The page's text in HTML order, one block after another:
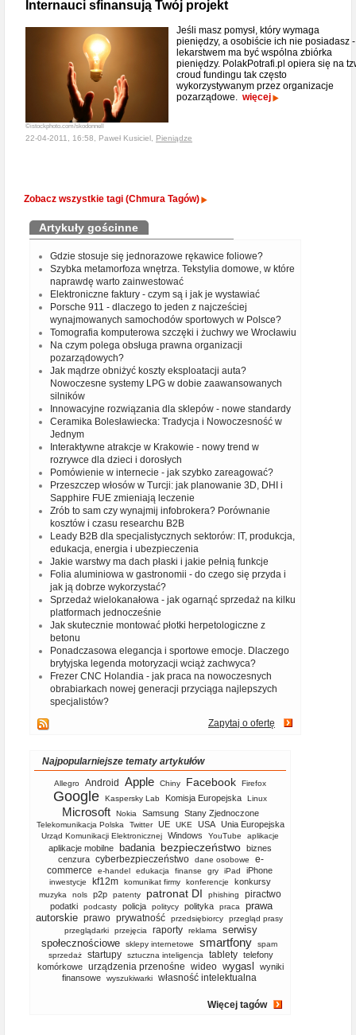
Internauci sfinansują Twój projekt
©istockphoto.com/skodonnell
Jeśli masz pomysł, który wymaga
pieniędzy, a osobiście ich nie posiadasz -
lekarstwem ma być wspólna zbiórka
pieniędzy. PolakPotrafi.pl opiera się na
croud fundingu tak często
wykorzystywanym przez organizacje
pozarządowe. więcej
22-04-2011, 16:58, Paweł Kusiciel, Pieniądze
Zobacz wszystkie tagi (Chmura Tagów)
Artykuły gościnne
Gdzie stosuje się jednorazowe rękawice foliowe?
Szybka metamorfoza wnętrza. Tekstylia domowe, w które
naprawdę warto zainwestować
Elektroniczne faktury - czym są i jak je wystawiać
Porsche 911 - dlaczego to jeden z najcześciej
wynajmowanych samochodów sportowych w Polsce?
Tomografia komputerowa szczęki i żuchwy we Wrocławiu
Na czym polega obsługa prawna organizacji
pozarządowych?
Jak mądrze obniżyć koszty eksploatacji auta?
Nowoczesne systemy LPG w dobie zaawansowanych
silników
Innowacyjne rozwiązania dla sklepów - nowe standardy
Ceramika Bolesławiecka: Tradycja i Nowoczesność w
Jednym
Interaktywne atrakcje w Krakowie - nowy trend w
rozrywce dla dzieci i dorosłych
Pomówienie w internecie - jak szybko zareagować?
Przeszczep włosów w Turcji: jak planowanie 3D, DHI i
Sapphire FUE zmieniają leczenie
Zrób to sam czy wynajmij infobrokera? Porównanie
kosztów i czasu researchu B2B
Leady B2B dla specjalistycznych sektorów: IT, produkcja,
edukacja, energia i ubezpieczenia
Jakie warstwy ma dach płaski i jakie pełnią funkcje
Folia aluminiowa w gastronomii - do czego się przyda i
jak ją dobrze wykorzystać?
Sprzedaż wielokanałowa - jak ogarnąć sprzedaż na kilku
platformach jednocześnie
Jak skutecznie montować płotki herpetologiczne z
betonu
Ponadczasowa elegancja i sportowe emocje. Dlaczego
brytyjska legenda motoryzacji wciąż zachwyca?
Frezer CNC Holandia - jak praca na nowoczesnych
obrabiarkach nowej generacji przyciąga najlepszych
specjalistów?
Zapytaj o ofertę
Najpopularniejsze tematy artykułów
Allegro Android Apple Chiny Facebook Firefox
Google Kaspersky Lab Komisja Europejska Linux
Microsoft Nokia Samsung Stany Zjednoczone
Telekomunikacja Polska Twitter UE UKE USA Unia Europejska
Urząd Komunikacji Elektronicznej Windows YouTube aplikacje
aplikacje mobilne badania bezpieczeństwo biznes
cenzura cyberbezpieczeństwo dane osobowe
e-
commerce
e-handel edukacja finanse gry iPad iPhone
inwestycje kf12m komunikat firmy konferencje konkursy
muzyka nols p2p patenty patronat DI phishing piractwo
podatki podcasty policja politycy polityka praca
prawa
autorskie prawo prywatność przedsiębiorcy
przegląd prasy
przeglądarki
przejęcia raporty reklama
serwisy
społecznościowe
sklepy internetowe smartfony
spam
sprzedaż
startupy sztuczna inteligencja tablety telefony
komórkowe
urządzenia przenośne wideo wygasl
wyniki
finansowe
wyszukiwarki własność intelektualna
Więcej tagów